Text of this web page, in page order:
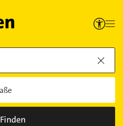
Finden